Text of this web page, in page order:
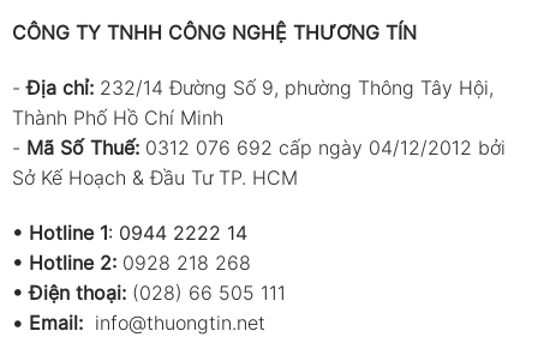
Khối lượng
(không gồm
173 g
Ứng dụng sản phẩm
Kiểm tra độ cứng của nhựa cứng, nhựa kỹ
Đo độ cứng vật liệu epoxy, resin công
nghiệp
Kiểm tra tấm Formica, laminate và vật liệu
CÔNG TY TNHH CÔNG NGHỆ THƯƠNG TÍN
-Địa chỉ: 232/14 Đường Số 9, phường Thông Tây Hội,
Thành Phố Hồ Chí Minh
- Mã Số Thuế: 0312 076 692 cấp ngày 04/12/2012 bởi
Sở Kế Hoạch & Đầu Tư TP. HCM
• Hotline 1: 0944 2222 14
• Hotline 2: 0928 218 268
• Điện thoại: (028) 66 505 111
• Email: info@thuongtin.net